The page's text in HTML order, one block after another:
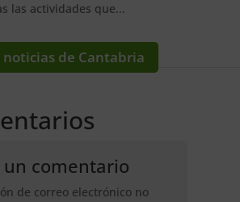
las actividades que...
noticias de Cantabria
un comentario
de correo electrónico no